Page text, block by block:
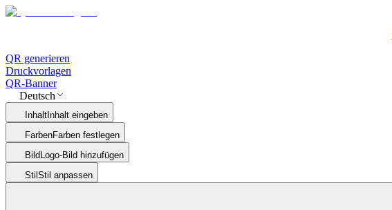
QR generieren
Druckvorlagen
QR-Banner
Deutsch
Inhalt Inhalt eingeben
FarbenFarben festlegen
Bild Logo-Bild hinzufügen
Stil Stil anpassen